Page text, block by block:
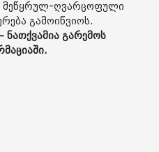
მეწყრულ-ღვარცოფული
გამოიწვიოს.
– ნათქვამია გარემოს